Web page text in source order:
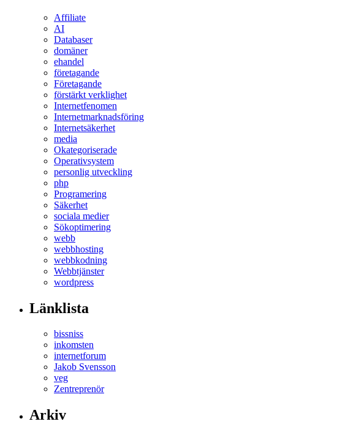
Affiliate
AI
Databaser
domäner
ehandel
företagande
Företagande
förstärkt verklighet
Internetfenomen
Internetmarknadsföring
Internetsäkerhet
media
Okategoriserade
Operativsystem
personlig utveckling
php
Programering
Säkerhet
sociala medier
Sökoptimering
webb
webbhosting
webbkodning
Webbtjänster
wordpress
Länklista
bissniss
inkomsten
internetforum
Jakob Svensson
veg
Zentreprenör
Arkiv